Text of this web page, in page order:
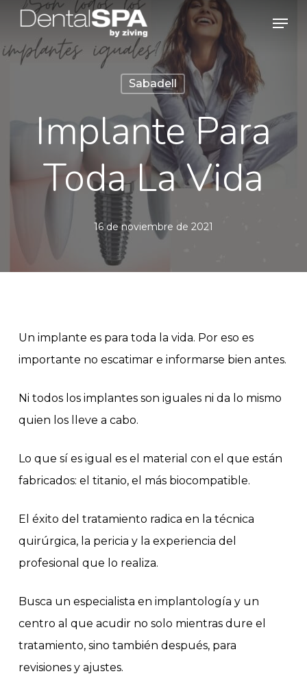
Skip
main
Menu
Sabadell
Implante Para
Toda La Vida
16 de noviembre de 2021
Un implante es para toda la vida. Por eso es
importante no escatimar e informarse bien antes.
Ni todos los implantes son iguales ni da lo mismo
quien los lleve a cabo.
Lo que sí es igual es el material con el que están
fabricados: el titanio, el más biocompatible.
El éxito del tratamiento radica en la técnica
quirúrgica, la pericia y la experiencia del
profesional que lo realiza.
Busca un especialista en implantología y un
centro al que acudir no solo mientras dure el
tratamiento, sino también después, para
revisiones y ajustes.